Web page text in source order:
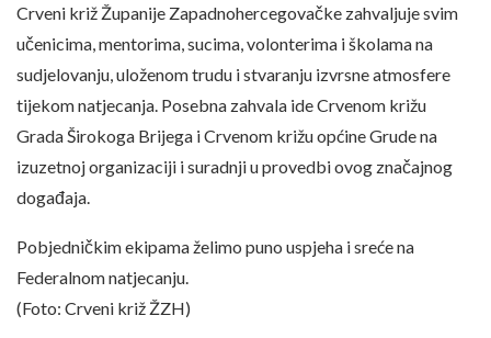
Crveni križ Županije Zapadnohercegovačke zahvaljuje svim
učenicima, mentorima, sucima, volonterima i školama na
sudjelovanju, uloženom trudu i stvaranju izvrsne atmosfere
tijekom natjecanja. Posebna zahvala ide Crvenom križu
Grada Širokoga Brijega i Crvenom križu općine Grude na
izuzetnoj organizaciji i suradnji u provedbi ovog značajnog
događaja.
Pobjedničkim ekipama želimo puno uspjeha i sreće na
Federalnom natjecanju.
(Foto: Crveni križ ŽZH)